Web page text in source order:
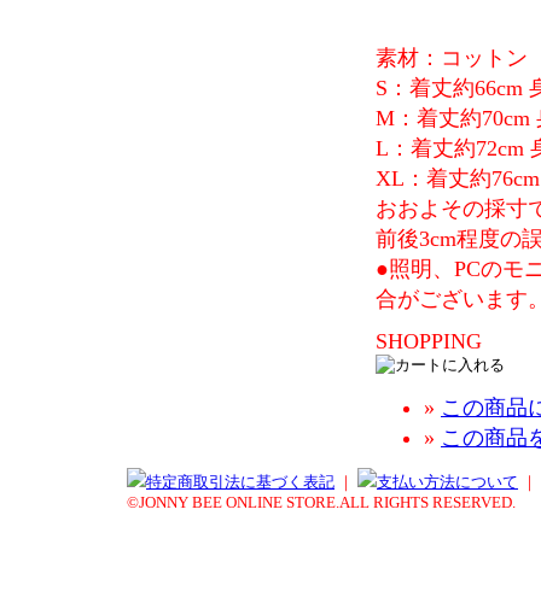
素材：コットン
S：着丈約66cm
M：着丈約70cm
L：着丈約72cm
XL：着丈約
おおよその採寸
前後3cm程度の
●照明、PCのモ
合がございます
SHOPPING
» この商品
» この商品
特定商取引法に基づく表記 ｜ 支払い方法について ｜
©JONNY BEE ONLINE STORE.ALL RIGHTS RESERVED.